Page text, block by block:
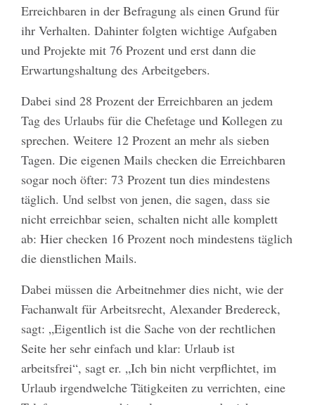
Erreichbaren in der Befragung als einen Grund für
ihr Verhalten. Dahinter folgten wichtige Aufgaben
und Projekte mit 76 Prozent und erst dann die
Erwartungshaltung des Arbeitgebers.
Dabei sind 28 Prozent der Erreichbaren an jedem
Tag des Urlaubs für die Chefetage und Kollegen zu
sprechen. Weitere 12 Prozent an mehr als sieben
Tagen. Die eigenen Mails checken die Erreichbaren
sogar noch öfter: 73 Prozent tun dies mindestens
täglich. Und selbst von jenen, die sagen, dass sie
nicht erreichbar seien, schalten nicht alle komplett
ab: Hier checken 16 Prozent noch mindestens täglich
die dienstlichen Mails.
Dabei müssen die Arbeitnehmer dies nicht, wie der
Fachanwalt für Arbeitsrecht, Alexander Bredereck,
sagt: „Eigentlich ist die Sache von der rechtlichen
Seite her sehr einfach und klar: Urlaub ist
arbeitsfrei“, sagt er. „Ich bin nicht verpflichtet, im
Urlaub irgendwelche Tätigkeiten zu verrichten, eine